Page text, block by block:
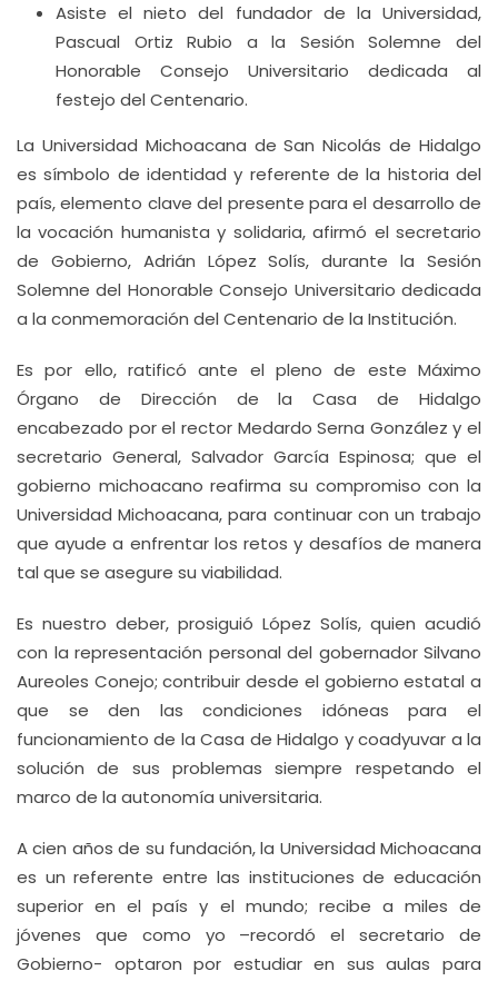
Asiste el nieto del fundador de la Universidad,
Pascual Ortiz Rubio a la Sesión Solemne del
Honorable Consejo Universitario dedicada al
festejo del Centenario.
La Universidad Michoacana de San Nicolás de Hidalgo
es símbolo de identidad y referente de la historia del
país, elemento clave del presente para el desarrollo de
la vocación humanista y solidaria, afirmó el secretario
de Gobierno, Adrián López Solís, durante la Sesión
Solemne del Honorable Consejo Universitario dedicada
a la conmemoración del Centenario de la Institución.
Es por ello, ratificó ante el pleno de este Máximo
Órgano de Dirección de la Casa de Hidalgo
encabezado por el rector Medardo Serna González y el
secretario General, Salvador García Espinosa; que el
gobierno michoacano reafirma su compromiso con la
Universidad Michoacana, para continuar con un trabajo
que ayude a enfrentar los retos y desafíos de manera
tal que se asegure su viabilidad.
Es nuestro deber, prosiguió López Solís, quien acudió
con la representación personal del gobernador Silvano
Aureoles Conejo; contribuir desde el gobierno estatal a
que se den las condiciones idóneas para el
funcionamiento de la Casa de Hidalgo y coadyuvar a la
solución de sus problemas siempre respetando el
marco de la autonomía universitaria.
A cien años de su fundación, la Universidad Michoacana
es un referente entre las instituciones de educación
superior en el país y el mundo; recibe a miles de
jóvenes que como yo –recordó el secretario de
Gobierno- optaron por estudiar en sus aulas para